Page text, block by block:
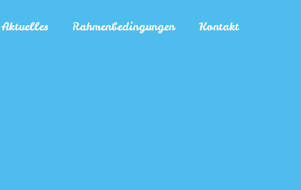
Aktuelles Rahmenbedingungen Kontakt